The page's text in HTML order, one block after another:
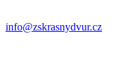
info@zskrasnydvur.cz